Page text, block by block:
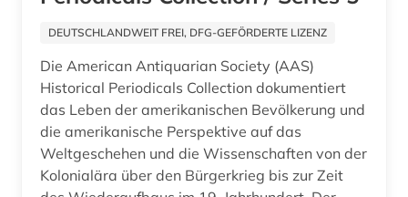
fid romanistik (1)
fid-asien (1)
film (1)
Mittelamerika (6)
Moldawien (2)
Montenegro (2)
Niederlande (1)
DEUTSCHLANDWEIT FREI, DFG-GEFÖRDERTE LIZENZ
Die American Antiquarian Society (AAS)
Historical Periodicals Collection dokumentiert
das Leben der amerikanischen Bevölkerung und
die amerikanische Perspektive auf das
Weltgeschehen und die Wissenschaften von der
Kolonialära über den Bürgerkrieg bis zur Zeit